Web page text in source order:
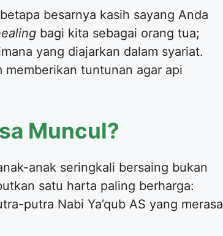
besarnya kasih sayang Anda
bagi kita sebagai orang tua;
yang diajarkan dalam syariat.
memberikan tuntunan agar api
Muncul?
anak seringkali bersaing bukan
satu harta paling berharga:
putra Nabi Ya’qub AS yang merasa